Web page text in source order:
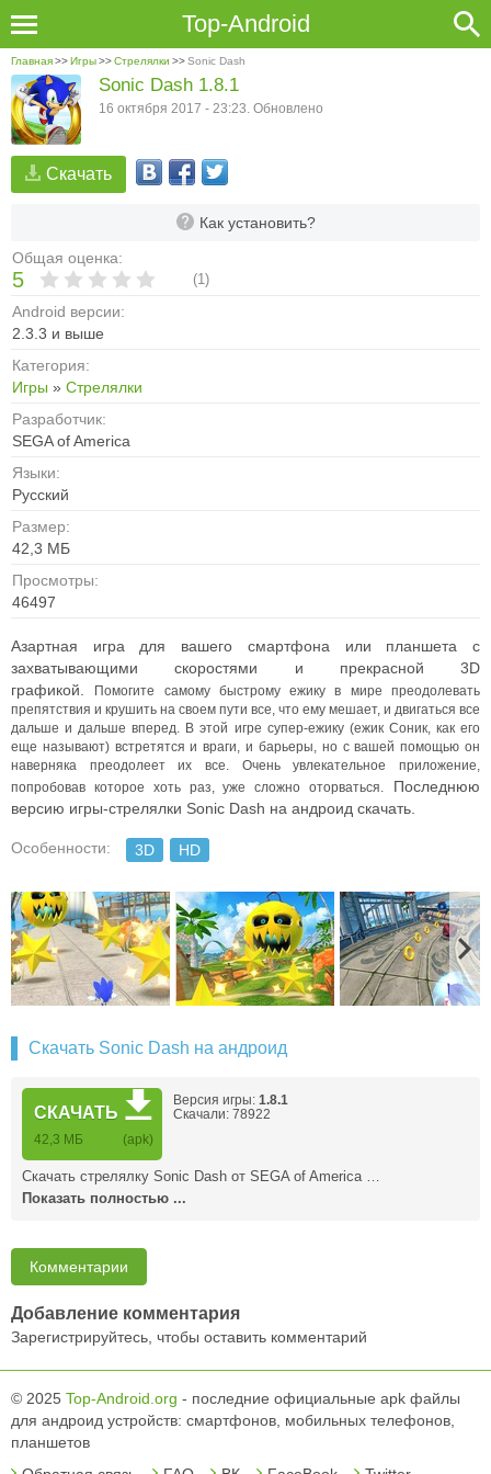
Top-Android
Главная>>Игры>>Стрелялки >>Sonic Dash
Скачать
Как установить?
Общая оценка:
5 (1)
Android версии:
2.3.3 и выше
Категория:
Игры » Стрелялки
Разработчик:
SEGA of America
Языки:
Русский
Размер:
42,3 MБ
Просмотры:
46497
Sonic Dash 1.8.1
16 октября 2017 - 23:23. Обновлено
Азартная игра для вашего смартфона или планшета с
захватывающими скоростями и прекрасной 3D
графикой.
Помогите самому быстрому ежику в мире преодолевать
препятствия и крушить на своем пути все, что ему мешает, и двигаться все
дальше и дальше вперед. В этой игре супер-ежику (ежик Соник, как его
еще называют) встретятся и враги, и барьеры, но с вашей помощью он
наверняка преодолеет их все. Очень увлекательное приложение,
попробовав которое хоть раз, уже сложно оторваться. Последнюю
версию игры-стрелялки Sonic Dash на андроид скачать.
Особенности: 3D HD
Скачать Sonic Dash на андроид
СКАЧАТЬ
42,3 MБ (apk)
Версия игры: 1.8.1
Скачали: 78922
Скачать стрелялку Sonic Dash от SEGA of America …
Показать полностью ...
Комментарии
Добавление комментария
Зарегистрируйтесь, чтобы оставить комментарий
© 2025 Top-Android.org - последние официальные apk файлы
для андроид устройств: смартфонов, мобильных телефонов,
планшетов